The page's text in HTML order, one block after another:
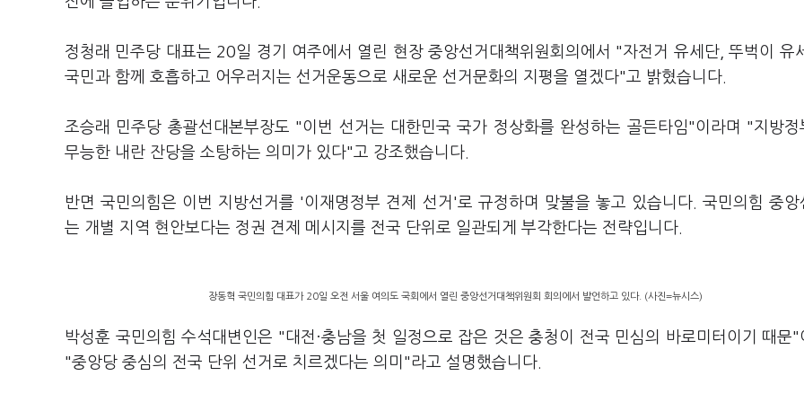
정청래 민주당 대표는 20일 경기 여주에서 열린 현장 중앙선거대책위원회의에서 "자전거 유세단, 뚜벅이 유
국민과 함께 호흡하고 어우러지는 선거운동으로 새로운 선거문화의 지평을 열겠다"고 밝혔습니다.
조승래 민주당 총괄선대본부장도 "이번 선거는 대한민국 국가 정상화를 완성하는 골든타임"이라며 "지방정
무능한 내란 잔당을 소탕하는 의미가 있다"고 강조했습니다.
반면 국민의힘은 이번 지방선거를 '이재명정부 견제 선거'로 규정하며 맞불을 놓고 있습니다. 국민의힘 중앙
는 개별 지역 현안보다는 정권 견제 메시지를 전국 단위로 일관되게 부각한다는 전략입니다.
장동혁 국민의힘 대표가 20일 오전 서울 여의도 국회에서 열린 중앙선거대책위원회 회의에서 발언하고 있다. (사진=뉴시스)
박성훈 국민의힘 수석대변인은 "대전·충남을 첫 일정으로 잡은 것은 충청이 전국 민심의 바로미터이기 때문"
"중앙당 중심의 전국 단위 선거로 치르겠다는 의미"라고 설명했습니다.